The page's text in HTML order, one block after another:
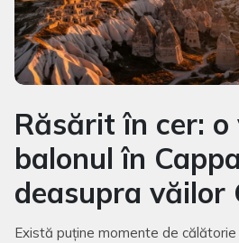
Răsărit în cer:
balonul în
deasupra văilor
Există puține momente de